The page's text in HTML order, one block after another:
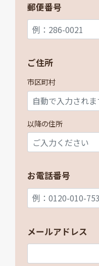
郵便番号
ご住所
市区町村
以降の住所
お電話番号
メールアドレス